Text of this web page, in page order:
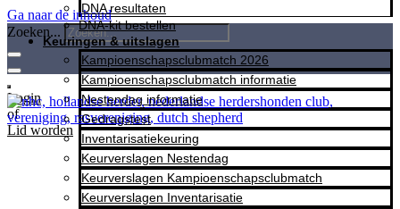
Ga naar de inhoud
Zoeken...
Login
of
Lid worden
DNA resultaten
DNA-kit bestellen
Keuringen & uitslagen
Kampioenschapsclubmatch 2026
Kampioenschapsclubmatch informatie
Nestendag informatie
Gedragstest
Inventarisatiekeuring
Keurverslagen Nestendag
Keurverslagen Kampioenschapsclubmatch
Keurverslagen Inventarisatie